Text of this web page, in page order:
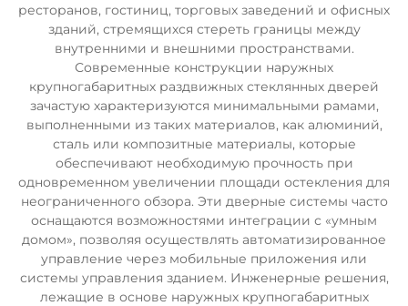
ресторанов, гостиниц, торговых заведений и офисных
зданий, стремящихся стереть границы между
внутренними и внешними пространствами.
Современные конструкции наружных
крупногабаритных раздвижных стеклянных дверей
зачастую характеризуются минимальными рамами,
выполненными из таких материалов, как алюминий,
сталь или композитные материалы, которые
обеспечивают необходимую прочность при
одновременном увеличении площади остекления для
неограниченного обзора. Эти дверные системы часто
оснащаются возможностями интеграции с «умным
домом», позволяя осуществлять автоматизированное
управление через мобильные приложения или
системы управления зданием. Инженерные решения,
лежащие в основе наружных крупногабаритных